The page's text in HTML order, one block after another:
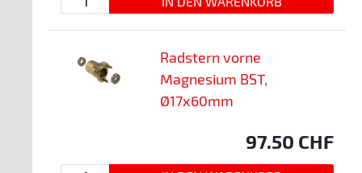
Radstern vorne
Magnesium BST,
Ø17x60mm
97.50 CHF